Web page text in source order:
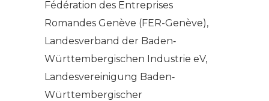
Fédération des Entreprises
Romandes Genève (FER-Genève),
Landesverband der Baden‐
Württembergischen Industrie eV,
Landesvereinigung Baden‐
Württembergischer